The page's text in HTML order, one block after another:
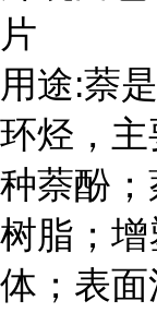
片
用途:萘
环烃，
种萘酚
树脂；
体；表面